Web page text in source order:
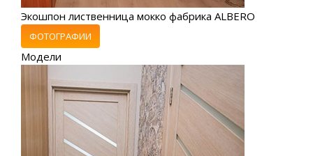
Экошпон лиственница мокко фабрика ALBERO
ФОТОГРАФИИ
Модели